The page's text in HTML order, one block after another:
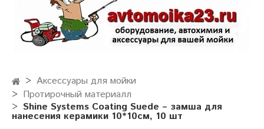
Аксессуары для мойки
Протирочный материалл
Shine Systems Coating Suede – замша для
нанесения керамики 10*10см, 10 шт